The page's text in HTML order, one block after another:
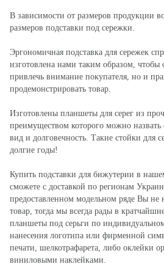
В зависимости от размеров продукции
размеров подставки под сережки.
Эргономичная подставка для сережек
изготовлена нами таким образом, чтобы
привлечь внимание покупателя, но и
продемонстрировать товар.
Изготовлены планшеты для серег из
преимуществом которого можно назвать
вид и долговечность. Такие стойки для
долгие годы!
Купить подставки для бижутерии в
сможете с доставкой по регионам
предоставленном модельном ряде Вы
товар, тогда мы всегда рады в
планшеты под серьги по
нанесения логотипа или фирменной
печати, шелкотрафарета, либо оклейки
виниловыми наклейками.